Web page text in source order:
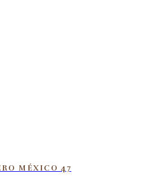
MÉXICO 47